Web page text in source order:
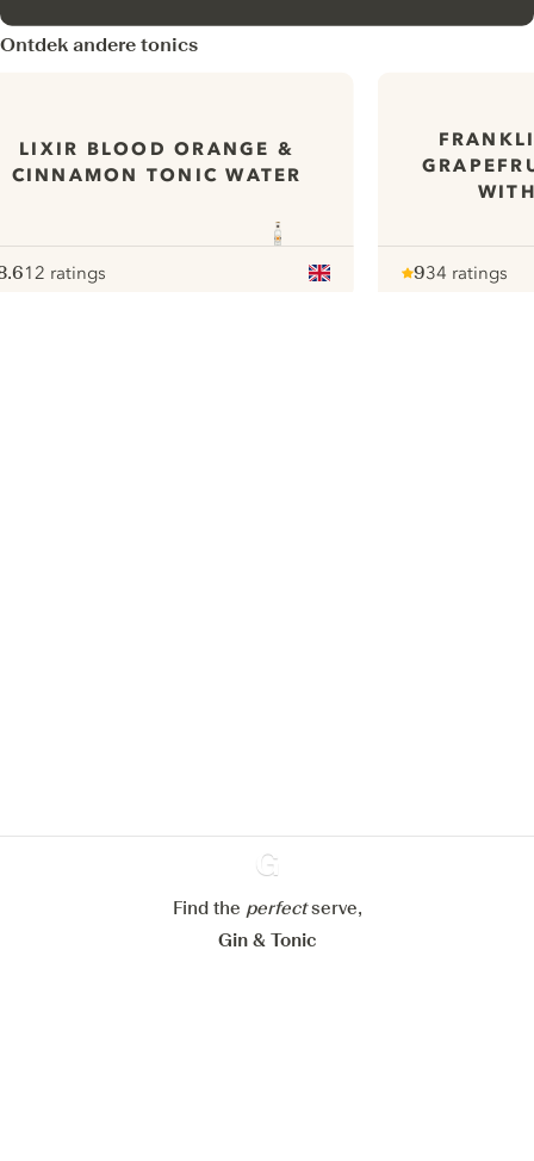
Ontdek andere tonics
LIXIR BLOOD ORANGE &
CINNAMON TONIC WATER
12 ratings
934 ratings
Ginventory
Find the perfectserve,
Gin & Tonic
Mijn cookie-instellingen aanpassen
Alles weigeren Alles aanvaarden